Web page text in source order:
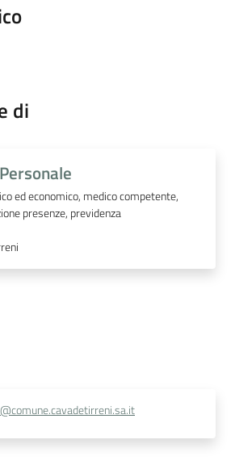
di
ed economico, medico competente,
presenze, previdenza